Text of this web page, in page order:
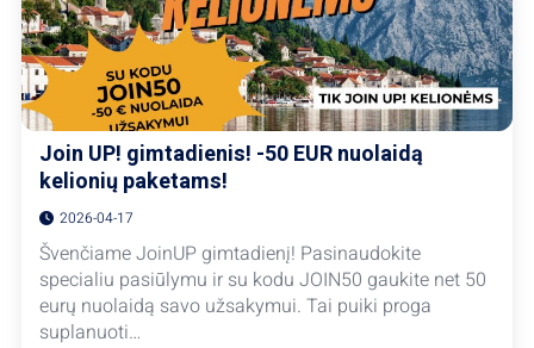
Join UP! gimtadienis! -50 EUR nuolaidą
kelionių paketams!
2026-04-17
Švenčiame JoinUP gimtadienį! Pasinaudokite
specialiu pasiūlymu ir su kodu JOIN50 gaukite net 50
eurų nuolaidą savo užsakymui. Tai puiki proga
suplanuoti…